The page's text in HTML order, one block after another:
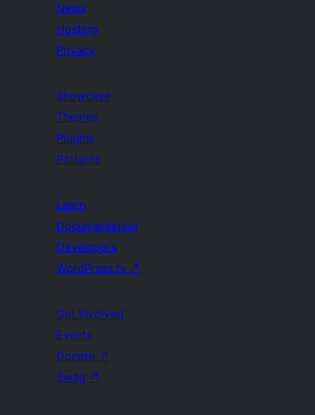
News
Hosting
Privacy
Showcase
Themes
Plugins
Patterns
Learn
Documentation
Developers
WordPress.tv ↗
Get Involved
Events
Donate ↗
Swag ↗